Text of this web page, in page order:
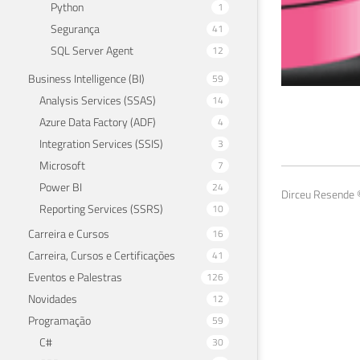
Python 1
Segurança 41
SQL Server Agent 12
Business Intelligence (BI) 59
Analysis Services (SSAS) 14
Azure Data Factory (ADF) 4
Integration Services (SSIS) 3
Microsoft 7
Power BI 24
Reporting Services (SSRS) 10
Carreira e Cursos 16
Carreira, Cursos e Certificações 41
Eventos e Palestras 126
Novidades 12
Programação 59
C# 30
Dirceu